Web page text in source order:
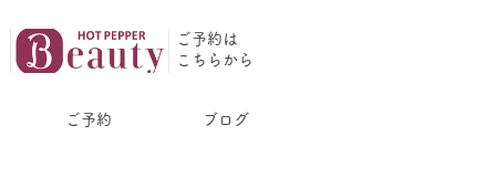
ご予約は
​こちらから
ご予約 ブログ